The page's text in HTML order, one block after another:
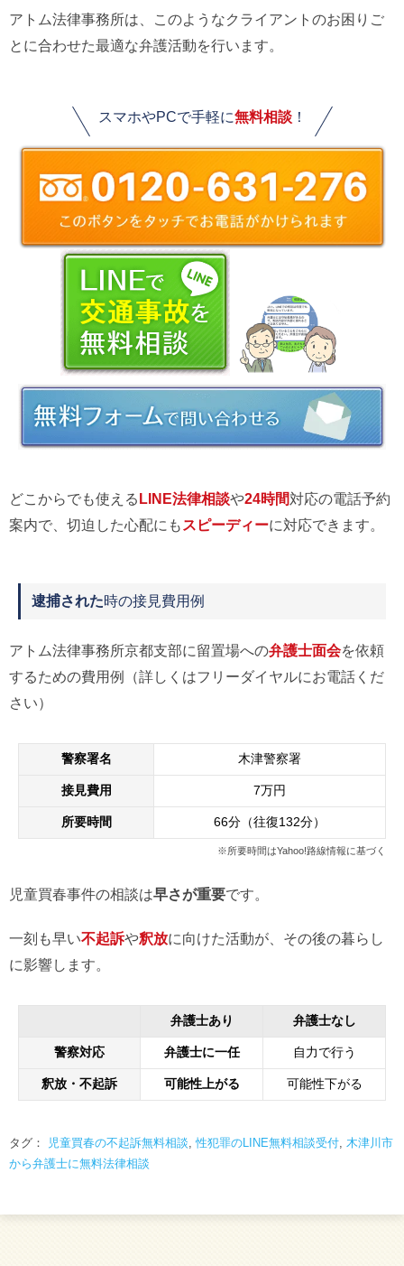
アトム法律事務所は、このようなクライアントのお困りご
とに合わせた最適な弁護活動を行います。
スマホやPCで手軽に無料相談！
どこからでも使えるLINE法律相談や24時間対応の電話予約
案内で、切迫した心配にも スピーディーに対応できます。
逮捕された時の接見費用例
アトム法律事務所京都支部に留置場への弁護士面会を依頼
するための費用例（詳しくはフリーダイヤルにお電話くだ
さい）
警察署名 木津警察署
接見費用 7万円
所要時間 66分（往復132分）
※所要時間はYahoo!路線情報に基づく
児童買春事件の相談は早さが重要です。
一刻も早い不起訴や釈放に向けた活動が、その後の暮らし
に影響します。
弁護士あり 弁護士なし
警察対応 弁護士に一任 自力で行う
釈放・不起訴 可能性上がる 可能性下がる
タグ： 児童買春の不起訴無料相談 ,性犯罪のLINE無料相談受付 木津川市
から弁護士に無料法律相談